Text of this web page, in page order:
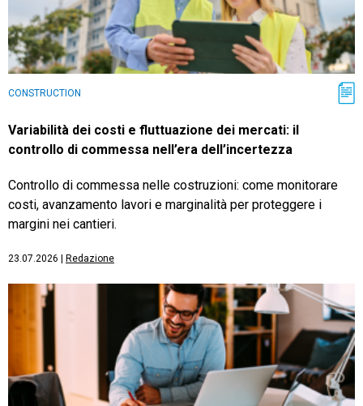
CONSTRUCTION
Variabilità dei costi e fluttuazione dei mercati: il
controllo di commessa nell’era dell’incertezza
Controllo di commessa nelle costruzioni: come monitorare
costi, avanzamento lavori e marginalità per proteggere i
margini nei cantieri.
23.07.2026 Redazione